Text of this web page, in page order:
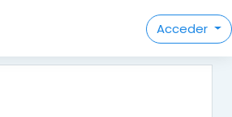
Acceder